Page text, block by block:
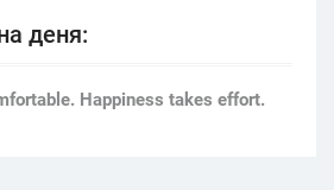
деня:
Happiness takes effort.